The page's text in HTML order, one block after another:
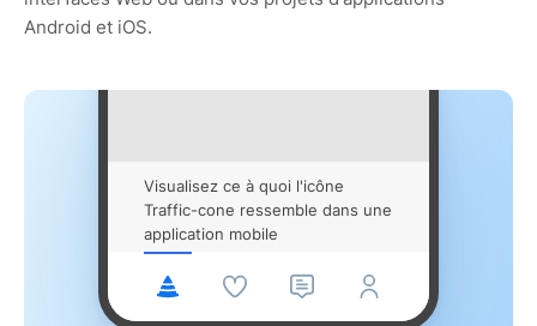
Android et iOS.
Visualisez ce à quoi l'icône
Traffic-cone ressemble dans une
application mobile